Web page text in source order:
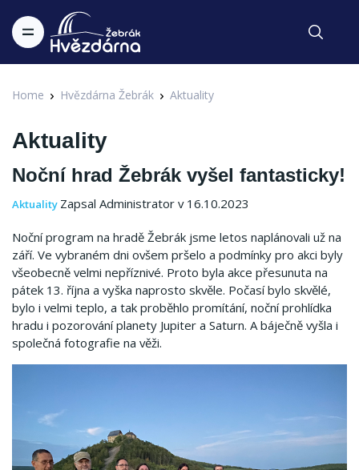
Home Hvězdárna Žebrák Aktuality
Aktuality
Noční hrad Žebrák vyšel fantasticky!
Aktuality Zapsal Administrator v 16.10.2023
Noční program na hradě Žebrák jsme letos naplánovali už na
září. Ve vybraném dni ovšem pršelo a podmínky pro akci byly
všeobecně velmi nepříznivé. Proto byla akce přesunuta na
pátek 13. října a vyška naprosto skvěle. Počasí bylo skvělé,
bylo i velmi teplo, a tak proběhlo promítání, noční prohlídka
hradu i pozorování planety Jupiter a Saturn. A báječně vyšla i
společná fotografie na věži.